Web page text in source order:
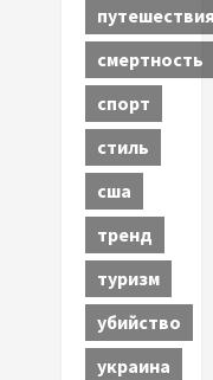
смертность
спорт
стиль
сша
тренд
туризм
убийство
украина